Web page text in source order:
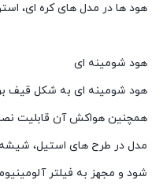
هود ها در مدل های کره ای،
هود شومینه ای
هود شومینه ای به شکل قیف
همچنین هواکش آن قابلیت نصب
مدل در طرح های استیل،
شود و مجهز به فیلتر